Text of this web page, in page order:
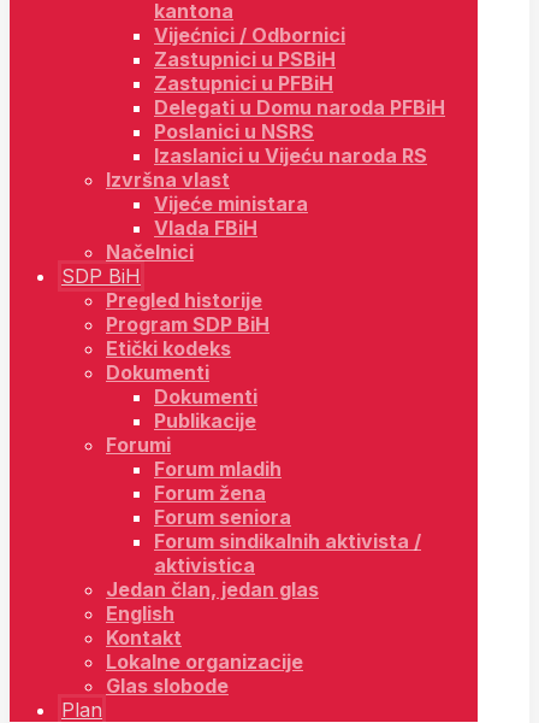
kantona
Vijećnici / Odbornici
Zastupnici u PSBiH
Zastupnici u PFBiH
Delegati u Domu naroda PFBiH
Poslanici u NSRS
Izaslanici u Vijeću naroda RS
Izvršna vlast
Vijeće ministara
Vlada FBiH
Načelnici
SDP BiH
Pregled historije
Program SDP BiH
Etički kodeks
Dokumenti
Dokumenti
Publikacije
Forumi
Forum mladih
Forum žena
Forum seniora
Forum sindikalnih aktivista /
aktivistica
Jedan član, jedan glas
English
Kontakt
Lokalne organizacije
Glas slobode
Plan